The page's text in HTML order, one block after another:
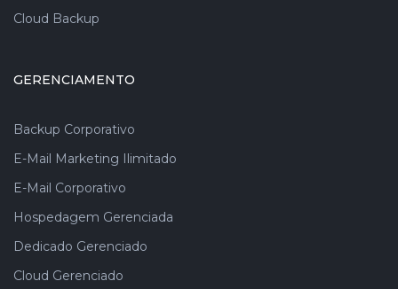
Cloud Backup
GERENCIAMENTO
Backup Corporativo
E-Mail Marketing Ilimitado
E-Mail Corporativo
Hospedagem Gerenciada
Dedicado Gerenciado
Cloud Gerenciado